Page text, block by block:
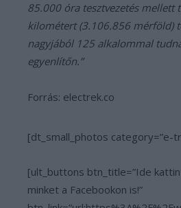
85.000 óra tesztvezetés
kilométert (3.106.856 mérföld)
nagyjából 125 alkalommal
egyenlítőn.”
Forrás: electrek.co
[dt_small_photos category=”e-
[ult_buttons btn_title=”Ide
minket a Facebookon is!”